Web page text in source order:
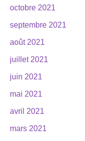
octobre 2021
septembre 2021
août 2021
juillet 2021
juin 2021
mai 2021
avril 2021
mars 2021